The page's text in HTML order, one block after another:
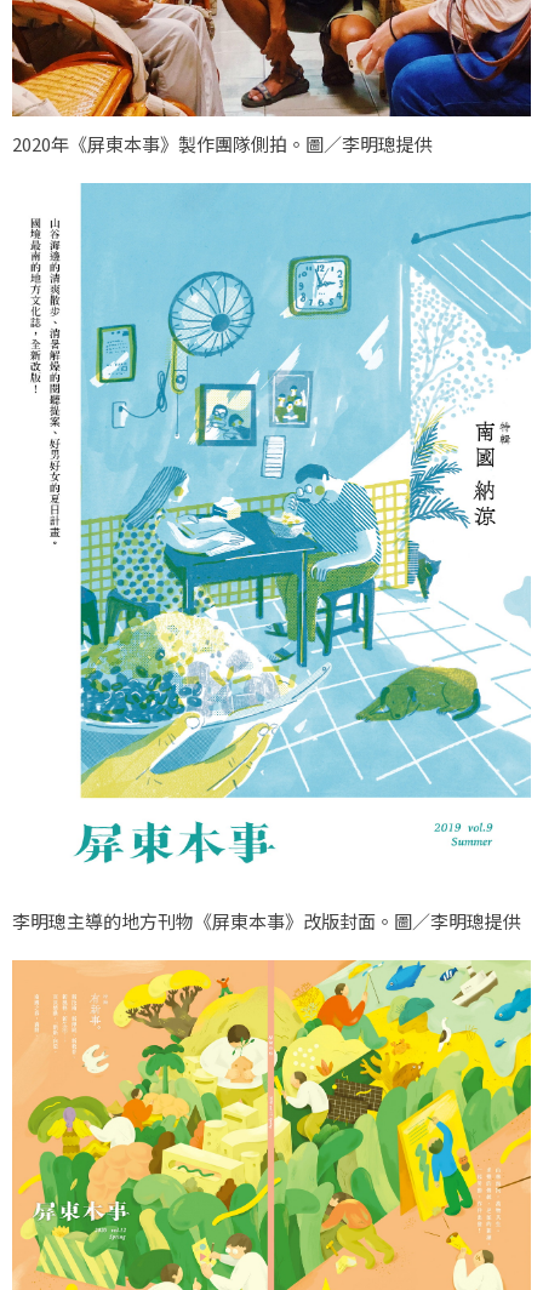
2020年《屏東本事》製作團隊側拍。圖／李明璁提供
李明璁主導的地方刊物《屏東本事》改版封面。圖／李明璁提供